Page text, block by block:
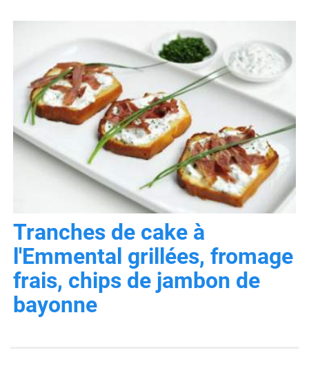
Tranches de cake à
l'Emmental grillées, fromage
frais, chips de jambon de
bayonne